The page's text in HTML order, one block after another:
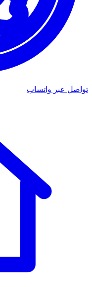
تواصل عبر واتساب